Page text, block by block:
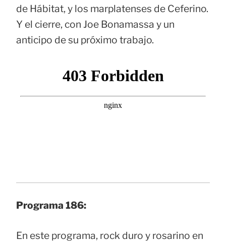
de Hábitat, y los marplatenses de Ceferino.
Y el cierre, con Joe Bonamassa y un
anticipo de su próximo trabajo.
Programa 186:
En este programa, rock duro y rosarino en